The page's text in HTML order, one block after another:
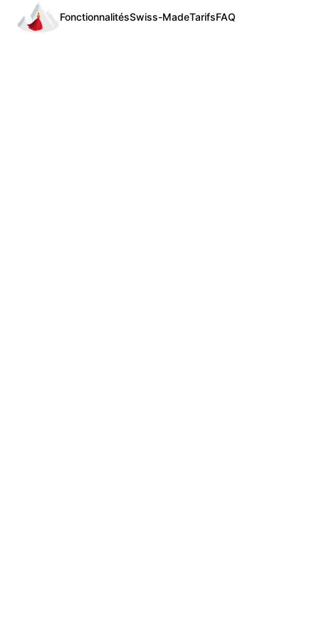
FonctionnalitésSwiss-MadeTarifsFAQ